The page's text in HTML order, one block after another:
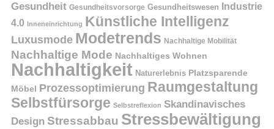
Gesundheit Gesundheitsvorsorge Gesundheitswesen Industrie
4.0
Inneneinrichtung Künstliche Intelligenz
Luxusmode Modetrends Nachhaltige Mobilität
Nachhaltige Mode Nachhaltiges Wohnen
Nachhaltigkeit Naturerlebnis Platzsparende
Möbel
Prozessoptimierung Raumgestaltung
Selbstfürsorge Selbstreflexion Skandinavisches
Design Stressabbau Stressbewältigung